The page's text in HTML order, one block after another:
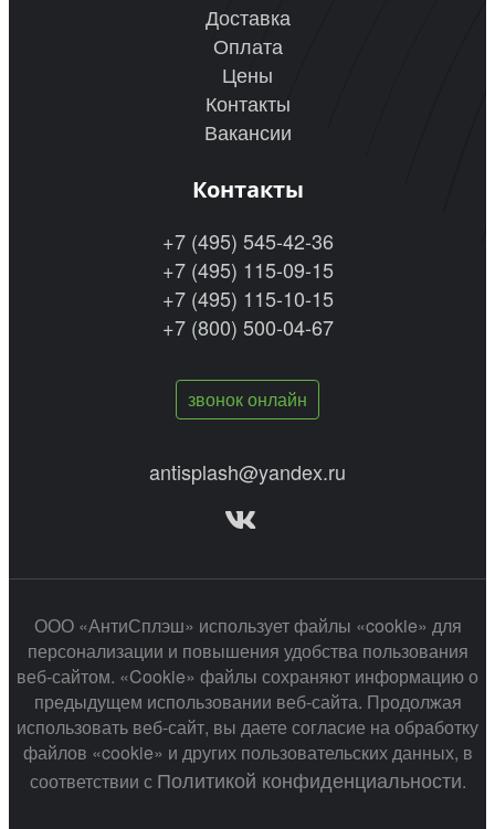
Доставка
Оплата
Цены
Контакты
Вакансии
Контакты
+7 (495) 545-42-36
+7 (495) 115-09-15
+7 (495) 115-10-15
+7 (800) 500-04-67
звонок онлайн
antisplash@yandex.ru
ООО «АнтиСплэш» использует файлы «cookie» для
персонализации и повышения удобства пользования
веб-сайтом. «Cookie» файлы сохраняют информацию о
предыдущем использовании веб-сайта. Продолжая
использовать веб-сайт, вы даете согласие на обработку
файлов «cookie» и других пользовательских данных, в
соответствии с Политикой конфиденциальности.